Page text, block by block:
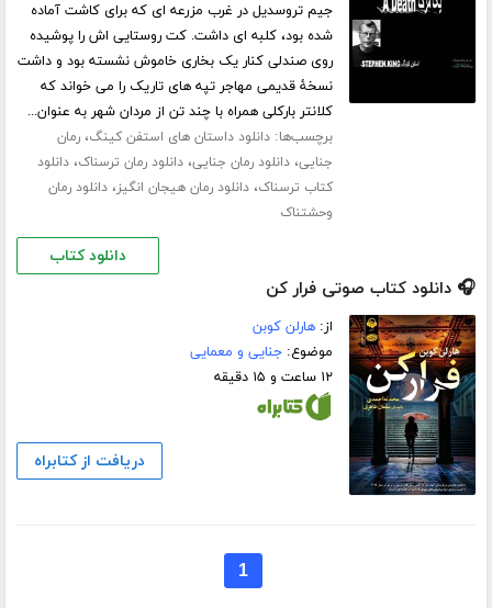
جیم تروسدیل در غرب مزرعه ای که برای کاشت آماده
شده بود، کلبه ای داشت. کت روستایی اش را پوشیده
روی صندلی کنار یک بخاری خاموش نشسته بود و داشت
نسخۀ قدیمی مهاجر تپه های تاریک را می خواند که
کلانتر بارکلی همراه با چند تن از مردان شهر به عنوان...
برچسب‌ها:دانلود داستان های استفن کینگ،رمان
جنایی،دانلود رمان جنایی،دانلود رمان ترسناک،دانلود
کتاب ترسناک،دانلود رمان هیجان انگیز،دانلود رمان
وحشتناک
دانلود کتاب
🎧 دانلود کتاب صوتی فرار کن
از:هارلن کوبن
موضوع:جنایی و معمایی
۱۲ ساعت و ۱۵ دقیقه
دریافت از کتابراه
1